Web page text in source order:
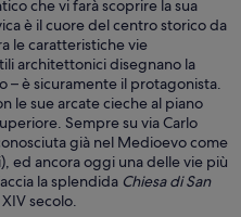
che vi farà scoprire la sua
è il cuore del centro storico da
le caratteristiche vie
architettonici disegnano la
– è sicuramente il protagonista.
le sue arcate cieche al piano
Sempre su via Carlo
già nel Medioevo come
ed ancora oggi una delle vie più
la splendida Chiesa di San
secolo.